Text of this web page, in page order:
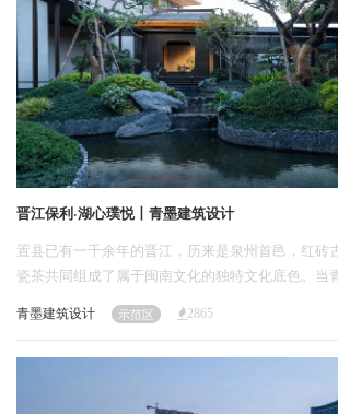
晋江保利·湖心璞悦丨青墨建筑设计
置县已有一千余年的晋江，历来是泉州首邑，红砖
瓷茶共同组成了属于闽南文化的独特文化底色。当
悦”的营造笔触延伸到晋江，对场地人文气象的探寻
延续，一步步建立在全新的地域表述之上。
青墨建筑设计 示范区 2865